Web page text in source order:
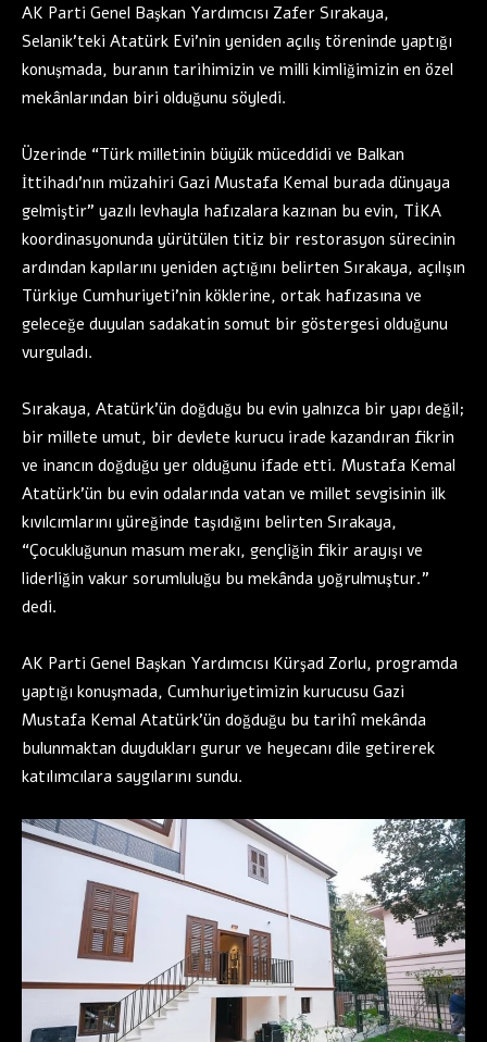
AK Parti Genel Başkan Yardımcısı Zafer Sırakaya,
Selanik’teki Atatürk Evi’nin yeniden açılış töreninde yaptığı
konuşmada, buranın tarihimizin ve milli kimliğimizin en özel
mekânlarından biri olduğunu söyledi.
Üzerinde “Türk milletinin büyük müceddidi ve Balkan
İttihadı’nın müzahiri Gazi Mustafa Kemal burada dünyaya
gelmiştir” yazılı levhayla hafızalara kazınan bu evin, TİKA
koordinasyonunda yürütülen titiz bir restorasyon sürecinin
ardından kapılarını yeniden açtığını belirten Sırakaya, açılışın
Türkiye Cumhuriyeti’nin köklerine, ortak hafızasına ve
geleceğe duyulan sadakatin somut bir göstergesi olduğunu
vurguladı.
Sırakaya, Atatürk’ün doğduğu bu evin yalnızca bir yapı değil;
bir millete umut, bir devlete kurucu irade kazandıran fikrin
ve inancın doğduğu yer olduğunu ifade etti. Mustafa Kemal
Atatürk’ün bu evin odalarında vatan ve millet sevgisinin ilk
kıvılcımlarını yüreğinde taşıdığını belirten Sırakaya,
“Çocukluğunun masum merakı, gençliğin fikir arayışı ve
liderliğin vakur sorumluluğu bu mekânda yoğrulmuştur.”
dedi.
AK Parti Genel Başkan Yardımcısı Kürşad Zorlu, programda
yaptığı konuşmada, Cumhuriyetimizin kurucusu Gazi
Mustafa Kemal Atatürk’ün doğduğu bu tarihî mekânda
bulunmaktan duydukları gurur ve heyecanı dile getirerek
katılımcılara saygılarını sundu.